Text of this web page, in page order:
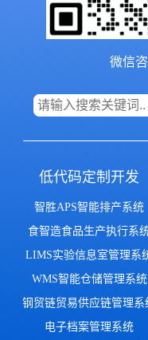
微信
低代码定制开发
智胜APS智能排产系统
食智造食品生产执行系
LIMS实验信息室管理系
WMS智能仓储管理系统
钢贸链贸易供应链管理系
电子档案管理系统